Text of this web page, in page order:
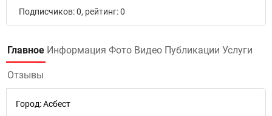
Подписчиков: 0, рейтинг: 0
Главное Информация Фото Видео Публикации Услуги
Отзывы
Город:Асбест